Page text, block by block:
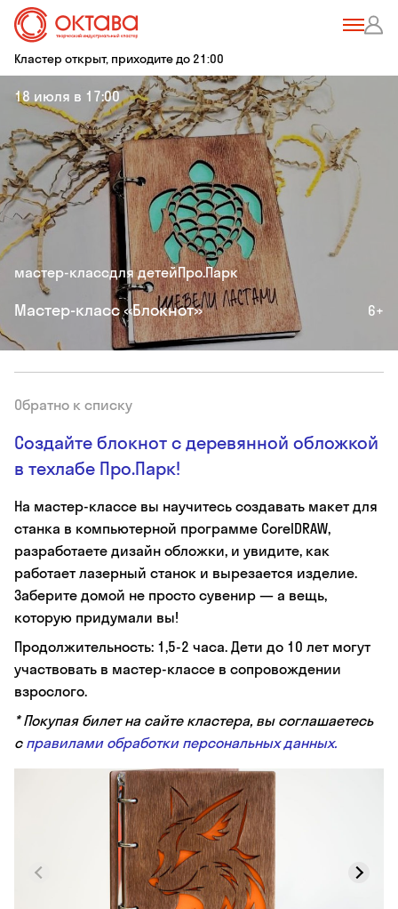
Кластер открыт, приходите до 21:00
18 июля в 17:00
мастер-классдля детейПро.Парк
Мастер-класс «Блокнот» 6+
Создайте блокнот с деревянной обложкой
в техлабе Прo.Парк!
На мастер-классе вы научитесь создавать макет для
станка в компьютерной программе CorelDRAW,
разработаете дизайн обложки, и увидите, как
работает лазерный станок и вырезается изделие.
Заберите домой не просто сувенир — а вещь,
которую придумали вы!
Продолжительность: 1,5-2 часа. Дети до 10 лет могут
участвовать в мастер-классе в сопровождении
взрослого.
* Покупая билет на сайте кластера, вы соглашаетесь
с правилами обработки персональных данных.
Обратно к списку